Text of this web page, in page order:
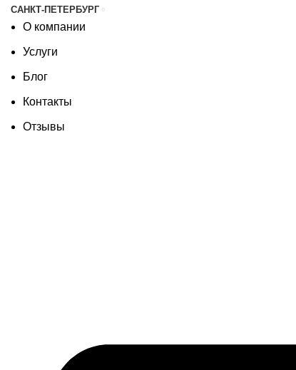
САНКТ-ПЕТЕРБУРГ
О компании
Услуги
Блог
Контакты
Отзывы